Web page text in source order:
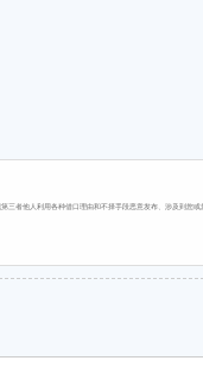
三者他人利用各种借口理由和不择手段恶意发布、涉及到